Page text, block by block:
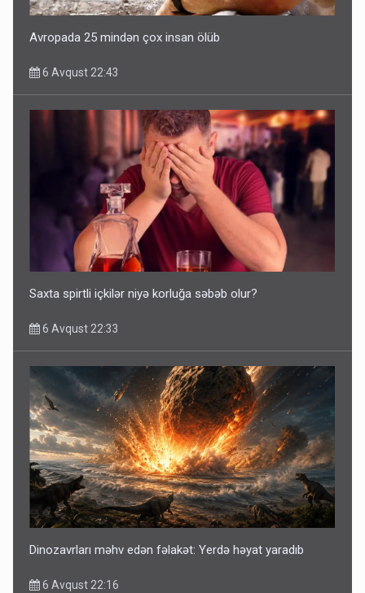
Avropada 25 mindən çox insan ölüb
6 Avqust 22:43
Saxta spirtli içkilər niyə korluğa səbəb olur?
6 Avqust 22:33
Dinozavrları məhv edən fəlakət: Yerdə həyat yaradıb
6 Avqust 22:16